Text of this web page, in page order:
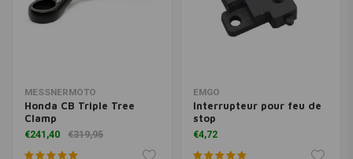
MESSNERMOTO
Honda CB Triple Tree
Clamp
€241,40 €319,95
EMGO
Interrupteur pour feu de
stop
€4,72